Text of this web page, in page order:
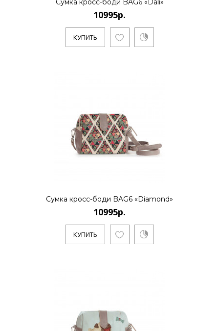
Сумка кросс-боди BAG6 «Dali»
10995р.
КУПИТЬ
Сумка кросс-боди BAG6 «Diamond»
10995р.
КУПИТЬ